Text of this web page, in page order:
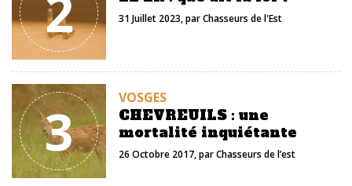
31 Juillet 2023, parChasseurs de l'Est
3 VOSGES
CHEVREUILS : une
mortalité inquiétante
26 Octobre 2017, parChasseurs de l’est